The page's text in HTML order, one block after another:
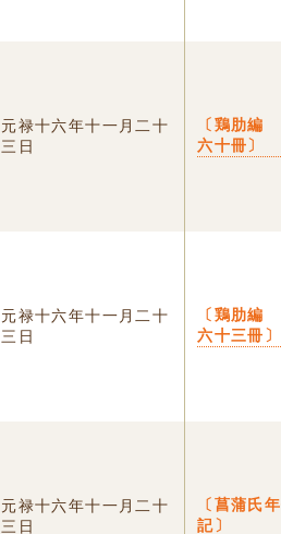
元禄十六年十一月二十
三日
〔鶏肋編
六十冊〕
元禄十六年十一月二十
三日
〔鶏肋編
六十三冊〕
元禄十六年十一月二十
三日
〔菖蒲氏
記〕